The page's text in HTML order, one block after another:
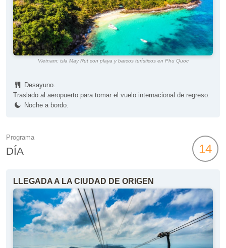
Vietnam: isla May Rut con playa y barcos turísticos en Phu Quoc
Desayuno.
Traslado al aeropuerto para tomar el vuelo internacional de regreso.
Noche a bordo.
Programa
DÍA 14
LLEGADA A LA CIUDAD DE ORIGEN